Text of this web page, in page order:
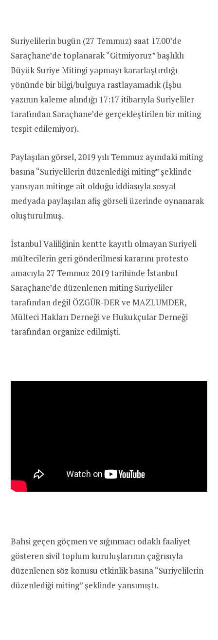
Suriyelilerin bugün (27 Temmuz) saat 17.00’de
Saraçhane’de toplanarak “Gitmiyoruz” başlıklı
Büyük Suriye Mitingi yapmayı kararlaştırdığı
yönünde bir bilgi/bulguya rastlayamadık (İşbu
yazının kaleme alındığı 17:17 itibarıyla Suriyeliler
tarafından Saraçhane’de gerçekleştirilen bir miting
tespit edilemiyor).
Paylaşılan görsel, 2019 yılı Temmuz ayındaki miting
basına “Suriyelilerin düzenlediği miting” şeklinde
yansıyan mitinge ait olduğu iddiasıyla sosyal
medyada paylaşılan afiş görseli üzerinde oynanarak
oluşturulmuş.
İstanbul Valiliğinin kentte kayıtlı olmayan Suriyeli
mültecilerin geri gönderilmesi kararını protesto
amacıyla 27 Temmuz 2019 tarihinde İstanbul
Saraçhane’de düzenlenen miting Suriyeliler
tarafından değil ÖZGÜR-DER ve MAZLUMDER,
Mülteci Hakları Derneği ve Hukukçular Derneği
tarafından organize edilmişti.
Bahsi geçen göçmen ve sığınmacı odaklı faaliyet
gösteren sivil toplum kuruluşlarının çağrısıyla
düzenlenen söz konusu etkinlik basına “Suriyelilerin
düzenlediği miting” şeklinde yansımıştı.